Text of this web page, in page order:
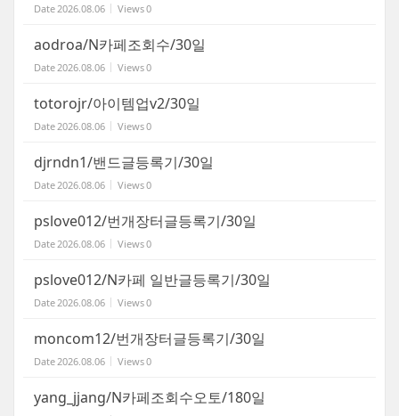
Date 2026.08.06 Views0
aodroa/N카페조회수/30일
Date 2026.08.06 Views0
totorojr/아이템업v2/30일
Date 2026.08.06 Views0
djrndn1/밴드글등록기/30일
Date 2026.08.06 Views0
pslove012/번개장터글등록기/30일
Date 2026.08.06 Views0
pslove012/N카페 일반글등록기/30일
Date 2026.08.06 Views0
moncom12/번개장터글등록기/30일
Date 2026.08.06 Views0
yang_jjang/N카페조회수오토/180일